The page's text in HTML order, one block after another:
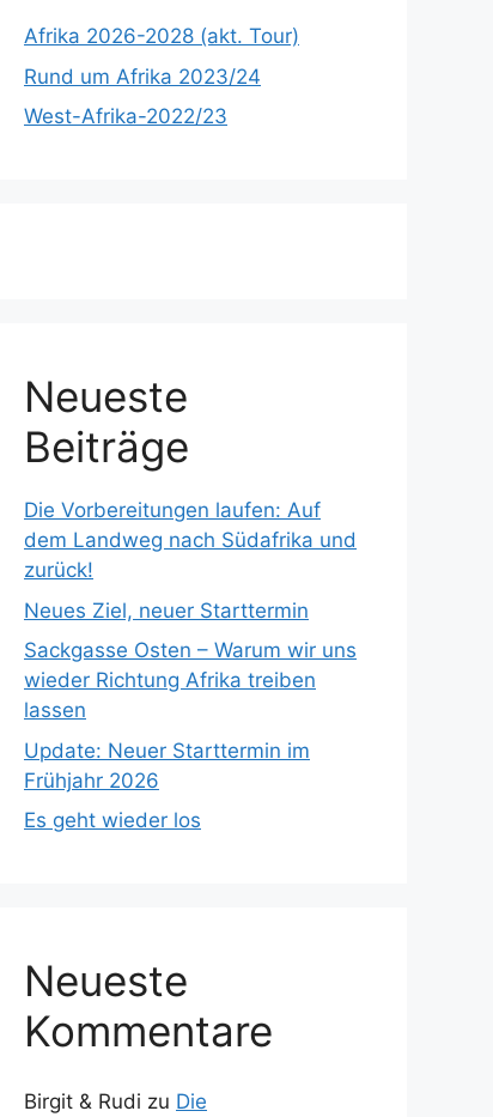
Afrika 2026-2028 (akt. Tour)
Rund um Afrika 2023/24
West-Afrika-2022/23
Neueste
Beiträge
Die Vorbereitungen laufen: Auf
dem Landweg nach Südafrika und
zurück!
Neues Ziel, neuer Starttermin
Sackgasse Osten – Warum wir uns
wieder Richtung Afrika treiben
lassen
Update: Neuer Starttermin im
Frühjahr 2026
Es geht wieder los
Neueste
Kommentare
Birgit & Rudi zu Die